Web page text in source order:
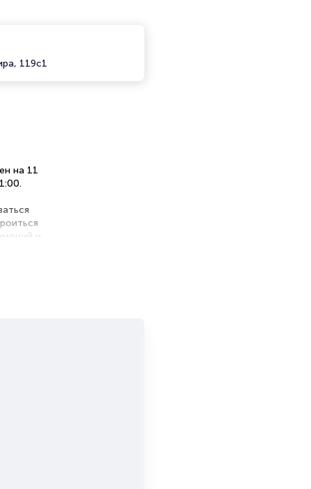
119с1
на 11
и